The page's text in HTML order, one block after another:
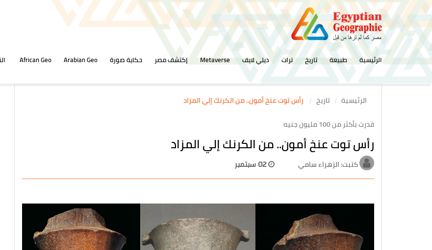
الرئيسية طبيعة تاريخ تراث ديلي لايف Metaverse إكتشف مصر حكاية صورة Arabian Geo
African Geo
الرئيسية تاريخ
رأس توت عنخ أمون.. من الكرنك إلي المزاد
قدرت بأكثر من 100 مليون جنيه
رأس توت عنخ أمون.. من الكرنك إلي المزاد
كتبت: الزهراء سامي